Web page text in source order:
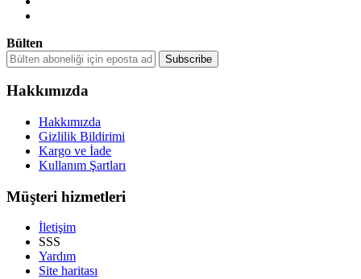
Bülten
Hakkımızda
Hakkımızda
Gizlilik Bildirimi
Kargo ve İade
Kullanım Şartları
Müşteri hizmetleri
İletişim
SSS
Yardım
Site haritası